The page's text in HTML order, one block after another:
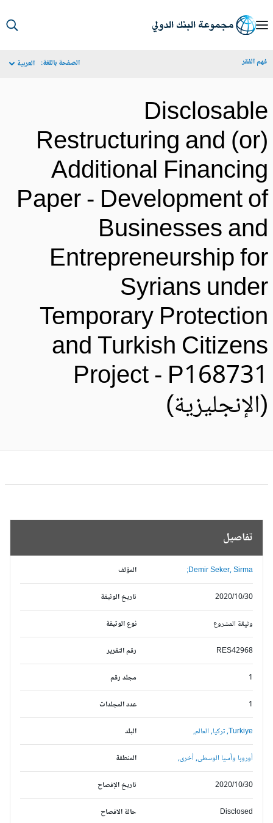
الفقر الصفحة باللغة: العربية
Restructuring and
Additional
Paper - Development
Businesses
Entrepreneurship
Syrians
Temporary
and Turkish
Project -
تفاصيل
المؤلف Demir Seker, Sirma;
تاريخ الوثيقة 2020/10/30
نوع الوثيقة وثيقة المشروع
رقم التقرير RES42968
مجلد رقم
عدد المجلدات
البلد Turkiye, تركيا,العالم,
المنطقة أوروبا وآسيا الوسطى,أخرى,
تاريخ الإفصاح 2020/10/30
حالة الافصاح Disclosed